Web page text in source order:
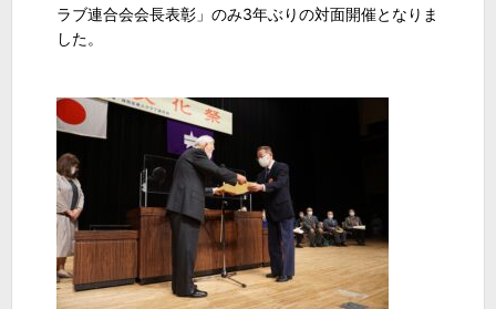
ラブ連合会会長表彰」のみ3年ぶりの対面開催となりま
した。